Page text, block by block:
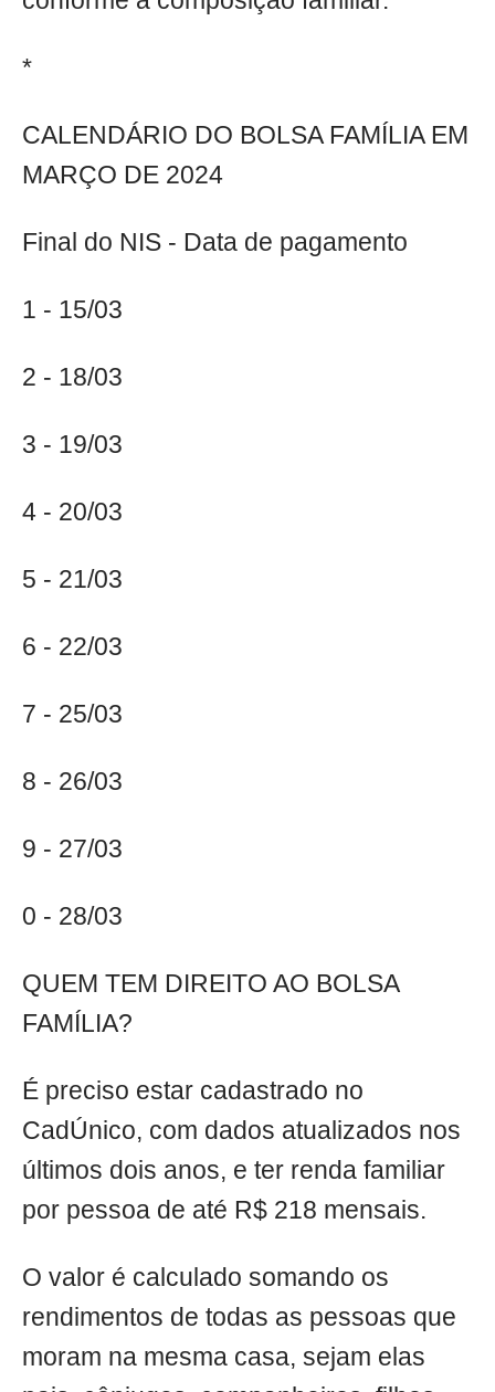
*
CALENDÁRIO DO BOLSA FAMÍLIA EM
MARÇO DE 2024
Final do NIS - Data de pagamento
1 - 15/03
2 - 18/03
3 - 19/03
4 - 20/03
5 - 21/03
6 - 22/03
7 - 25/03
8 - 26/03
9 - 27/03
0 - 28/03
QUEM TEM DIREITO AO BOLSA
FAMÍLIA?
É preciso estar cadastrado no
CadÚnico, com dados atualizados nos
últimos dois anos, e ter renda familiar
por pessoa de até R$ 218 mensais.
O valor é calculado somando os
rendimentos de todas as pessoas que
moram na mesma casa, sejam elas